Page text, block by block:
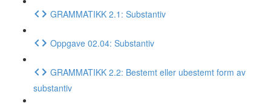
GRAMMATIKK 2.1: Substantiv
Oppgave 02.04: Substantiv
GRAMMATIKK 2.2: Bestemt eller ubestemt form av
substantiv